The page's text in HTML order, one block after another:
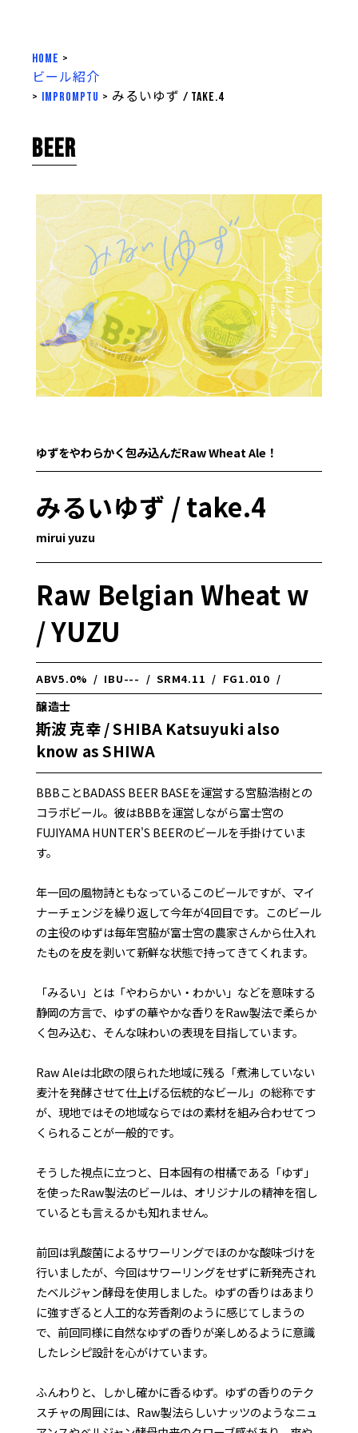
HOME >
ビール紹介
> impromptu > みるいゆず / take.4
BEER
ゆずをやわらかく包み込んだRaw Wheat Ale！
みるいゆず / take.4
mirui yuzu
Raw Belgian Wheat w
/ YUZU
ABV5.0% / IBU--- / SRM4.11 / FG1.010 /
醸造士
斯波 克幸 / SHIBA Katsuyuki also
know as SHIWA
BBBことBADASS BEER BASEを運営する宮脇浩樹との
コラボビール。彼はBBBを運営しながら富士宮の
FUJIYAMA HUNTER'S BEERのビールを手掛けていま
す。
年一回の風物詩ともなっているこのビールですが、マイ
ナーチェンジを繰り返して今年が4回目です。このビール
の主役のゆずは毎年宮脇が富士宮の農家さんから仕入れ
たものを皮を剥いて新鮮な状態で持ってきてくれます。
「みるい」とは「やわらかい・わかい」などを意味する
静岡の方言で、ゆずの華やかな香りをRaw製法で柔らか
く包み込む、そんな味わいの表現を目指しています。
Raw Aleは北欧の限られた地域に残る「煮沸していない
麦汁を発酵させて仕上げる伝統的なビール」の総称です
が、現地ではその地域ならではの素材を組み合わせてつ
くられることが一般的です。
そうした視点に立つと、日本固有の柑橘である「ゆず」
を使ったRaw製法のビールは、オリジナルの精神を宿し
ているとも言えるかも知れません。
前回は乳酸菌によるサワーリングでほのかな酸味づけを
行いましたが、今回はサワーリングをせずに新発売され
たベルジャン酵母を使用しました。ゆずの香りはあまり
に強すぎると人工的な芳香剤のように感じてしまうの
で、前回同様に自然なゆずの香りが楽しめるように意識
したレシピ設計を心がけています。
ふんわりと、しかし確かに香るゆず。ゆずの香りのテク
スチャの周囲には、Raw製法らしいナッツのようなニュ